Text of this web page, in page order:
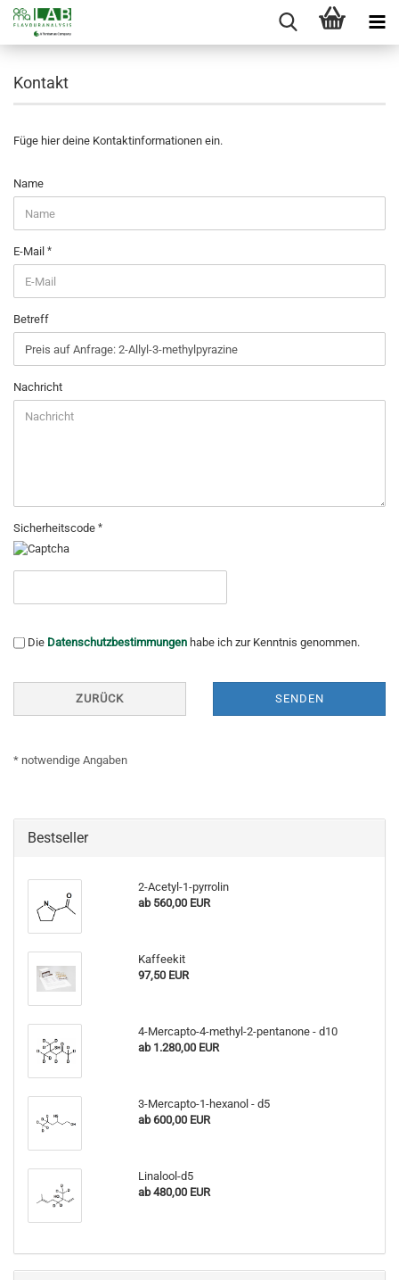
Kontakt
Füge hier deine Kontaktinformationen ein.
KONTAKT
Name
E-Mail
Betreff
Nachricht
Sicherheitscode
DATENSCHUTZBESTIMMUNGEN
Die Datenschutzbestimmungen habe ich zur Kenntnis genommen.
ZURÜCK SENDEN
* notwendige Angaben
Bestseller
2-Acetyl-1-pyrrolin
ab 560,00 EUR
Kaffeekit
97,50 EUR
4-Mercapto-4-methyl-2-pentanone - d10
ab 1.280,00 EUR
3-Mercapto-1-hexanol - d5
ab 600,00 EUR
Linalool-d5
ab 480,00 EUR